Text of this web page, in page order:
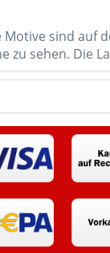
sind auf
zu sehen. Die